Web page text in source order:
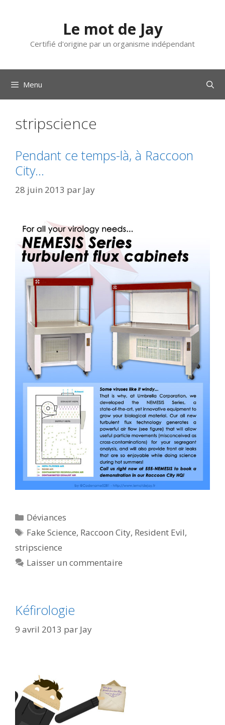
Le mot de Jay
Certifié d'origine par un organisme indépendant
Menu
stripscience
Pendant ce temps-là, à Raccoon
City…
28 juin 2013 par Jay
Catégories
Déviances
Étiquettes
Fake Science, Raccoon City, Resident Evil,
stripscience
Laisser un commentaire
Kéfirologie
9 avril 2013 par Jay